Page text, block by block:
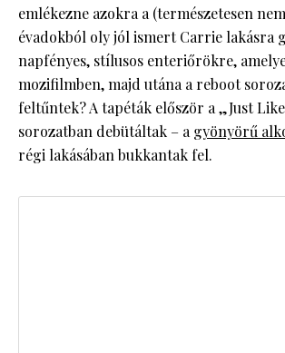
emlékezne azokra a (természetesen
évadokból oly jól ismert Carrie lakásra
napfényes, stílusos enteriőrökre,
mozifilmben, majd utána a reboot
feltűntek? A tapéták először a „Just
sorozatban debütáltak – a gyönyörű
régi lakásában bukkantak fel.